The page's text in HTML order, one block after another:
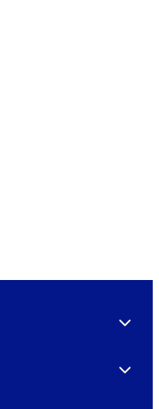
Expand
Expand